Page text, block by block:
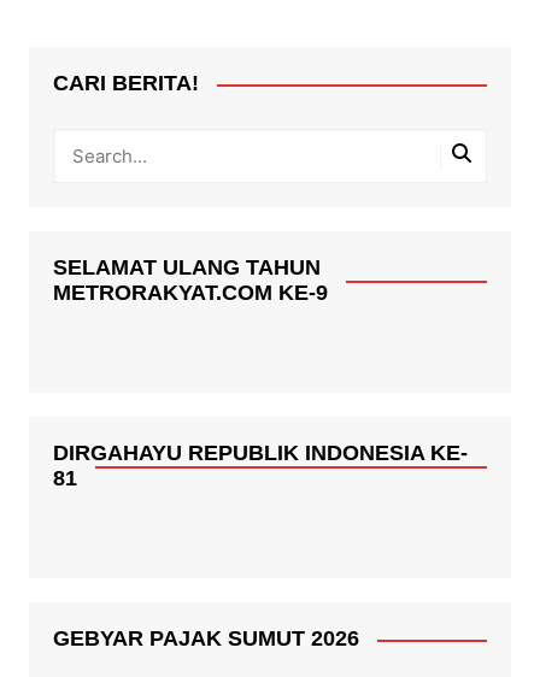
CARI BERITA!
SELAMAT ULANG TAHUN
METRORAKYAT.COM KE-9
DIRGAHAYU REPUBLIK INDONESIA KE-
81
GEBYAR PAJAK SUMUT 2026